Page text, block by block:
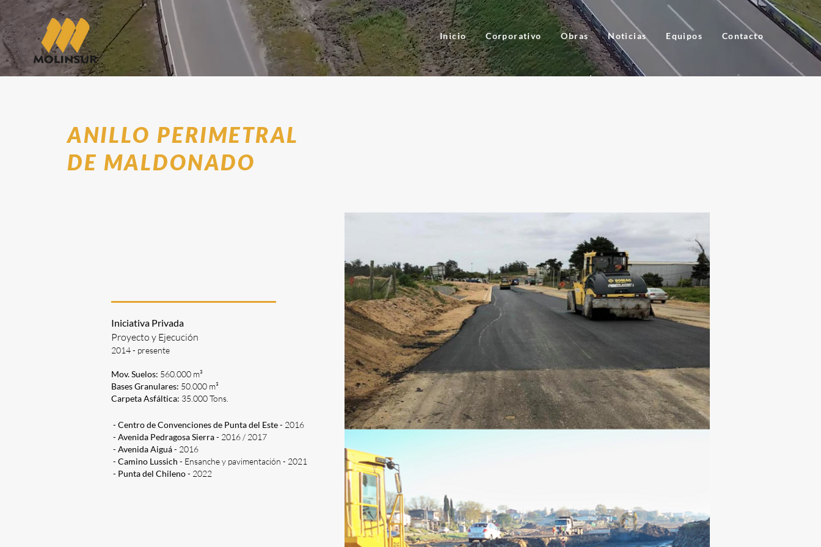
Inicio Corporativo Obras Noticias Equipos Contacto
ANILLO PERIMETRAL
DE MALDONADO
Iniciativa Privada
Proyecto y Ejecución
2014 - presente
Mov. Suelos: 560.000 m³
Bases Granulares: 50.000 m³
Carpeta Asfáltica: 35.000 Tons.
- Centro de Convenciones de Punta del Este- 2016
- Avenida Pedragosa Sierra- 2016 / 2017
- Avenida Aiguá- 2016
- Camino Lussich - Ensanche y pavimentación - 2021
- Punta del Chileno- 2022